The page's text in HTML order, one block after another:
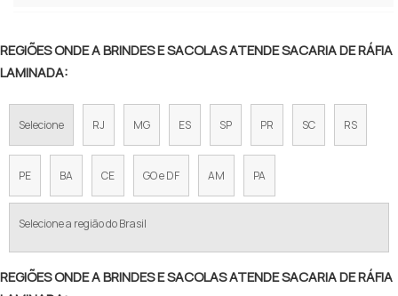
FABRICANTE DE SACOLAS DE RÁFIA
TECIDO RÁFIA PARA SACOLAS
SACOLAS DE RÁFIA EM SP
SACOLA DE RAFIA PARA CESTA BÁSICA
SACOLA DE RAFIA COM ZÍPER
SACOLA DE RAFIA COM ALÇA
SACOLAS ECOBAG
SACOLAS PLÁSTICAS
REGIÕES ONDE A BRINDES E SACOLAS ATENDE SACARIA DE RÁFIA
LAMINADA:
Selecione RJ MG ES SP PR SC RS
PE BA CE GO e DF AM PA
Selecione a região do Brasil
REGIÕES ONDE A BRINDES E SACOLAS ATENDE SACARIA DE RÁFIA